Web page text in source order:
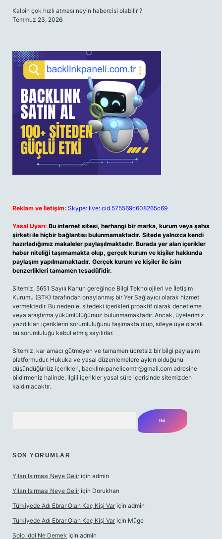
Kalbin çok hızlı atması neyin habercisi olabilir ?
Temmuz 23, 2026
Reklam ve İletişim: Skype: live:.cid.575569c608265c69
Yasal Uyarı: Bu internet sitesi, herhangi bir marka, kurum veya şahıs
şirketi ile hiçbir bağlantısı bulunmamaktadır. Sitede yalnızca kendi
hazırladığımız makaleler paylaşılmaktadır. Burada yer alan içerikler
haber niteliği taşımamakta olup, gerçek kurum ve kişiler hakkında
paylaşım yapılmamaktadır. Gerçek kurum ve kişiler ile isim
benzerlikleri tamamen tesadüfidir.
Sitemiz, 5651 Sayılı Kanun gereğince Bilgi Teknolojileri ve İletişim
Kurumu (BTK) tarafından onaylanmış bir Yer Sağlayıcı olarak hizmet
vermektedir. Bu nedenle, sitedeki içerikleri proaktif olarak denetleme
veya araştırma yükümlülüğümüz bulunmamaktadır. Ancak, üyelerimiz
yazdıkları içeriklerin sorumluluğunu taşımakta olup, siteye üye olarak
bu sorumluluğu kabul etmiş sayılırlar.
Sitemiz, kar amacı gütmeyen ve tamamen ücretsiz bir bilgi paylaşım
platformudur. Hukuka ve yasal düzenlemelere aykırı olduğunu
düşündüğünüz içerikleri, backlinkpanelicomtr@gmail.com adresine
bildirmeniz halinde, ilgili içerikler yasal süre içerisinde sitemizden
kaldırılacaktır.
SON YORUMLAR
Yılan Isırması Neye Gelir için admin
Yılan Isırması Neye Gelir için Dorukhan
Türkiyede Adı Ebrar Olan Kaç Kişi Var için admin
Türkiyede Adı Ebrar Olan Kaç Kişi Var için Müge
Solo Idol Ne Demek için admin